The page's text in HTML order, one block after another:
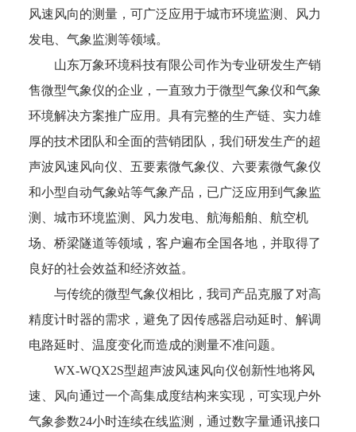
风速风向的测量，可广泛应用于城市环境监测、风力
发电、气象监测等领域。
山东万象环境科技有限公司作为专业研发生产销
售微型气象仪的企业，一直致力于微型气象仪和气象
环境解决方案推广应用。具有完整的生产链、实力雄
厚的技术团队和全面的营销团队，我们研发生产的超
声波风速风向仪、五要素微气象仪、六要素微气象仪
和小型自动气象站等气象产品，已广泛应用到气象监
测、城市环境监测、风力发电、航海船舶、航空机
场、桥梁隧道等领域，客户遍布全国各地，并取得了
良好的社会效益和经济效益。
与传统的微型气象仪相比，我司产品克服了对高
精度计时器的需求，避免了因传感器启动延时、解调
电路延时、温度变化而造成的测量不准问题。
WX-WQX2S型超声波风速风向仪创新性地将风
速、风向通过一个高集成度结构来实现，可实现户外
气象参数24小时连续在线监测，通过数字量通讯接口